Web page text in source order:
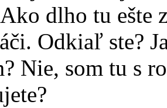
dlho tu ešte
Odkiaľ ste?
Nie, som tu s